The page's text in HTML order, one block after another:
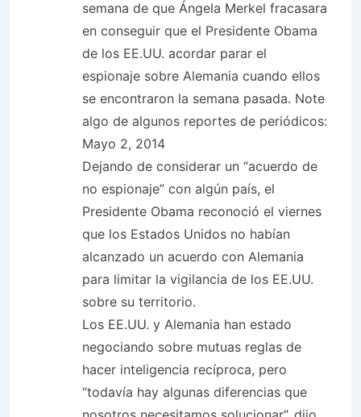
semana de que Ángela Merkel fracasara
en conseguir que el Presidente Obama
de los EE.UU. acordar parar el
espionaje sobre Alemania cuando ellos
se encontraron la semana pasada. Note
algo de algunos reportes de periódicos:
Mayo 2, 2014
Dejando de considerar un “acuerdo de
no espionaje” con algún país, el
Presidente Obama reconoció el viernes
que los Estados Unidos no habían
alcanzado un acuerdo con Alemania
para limitar la vigilancia de los EE.UU.
sobre su territorio.
Los EE.UU. y Alemania han estado
negociando sobre mutuas reglas de
hacer inteligencia recíproca, pero
“todavía hay algunas diferencias que